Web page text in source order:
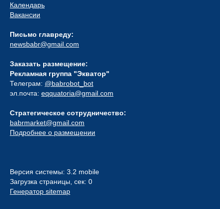
Календарь
Вакансии
Письмо главреду:
newsbabr@gmail.com
Заказать размещение:
Рекламная группа "Экватор"
Телеграм: @babrobot_bot
эл.почта: eqquatoria@gmail.com
Стратегическое сотрудничество:
babrmarket@gmail.com
Подробнее о размещении
Версия системы: 3.2 mobile
Загрузка страницы, сек: 0
Генератор sitemap